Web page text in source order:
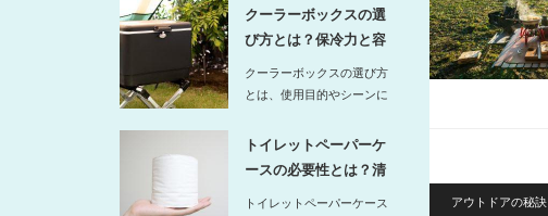
アウトドアの秘訣
選ぶ際に…
クーラーボックスの選
び方とは？保冷力と容
量の目安を…
クーラーボックスの選び方
とは、使用目的やシーンに
切に見極…
トイレットペーパーケ
ースの必要性とは？清
潔に持ち歩…
トイレットペーパーケース